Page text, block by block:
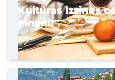
Kultūras izziņas
Finnair